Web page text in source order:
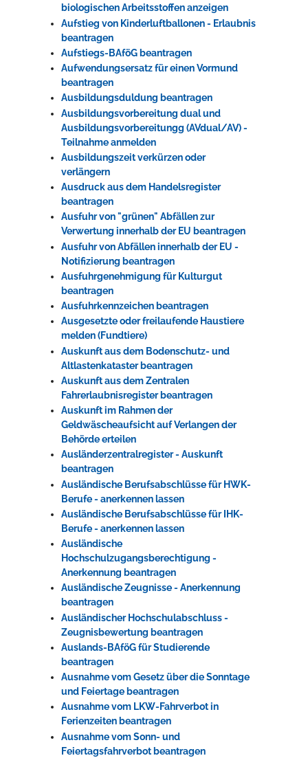
biologischen Arbeitsstoffen anzeigen
Aufstieg von Kinderluftballonen - Erlaubnis
beantragen
Aufstiegs-BAföG beantragen
Aufwendungsersatz für einen Vormund
beantragen
Ausbildungsduldung beantragen
Ausbildungsvorbereitung dual und
Ausbildungsvorbereitungg (AVdual/AV) -
Teilnahme anmelden
Ausbildungszeit verkürzen oder
verlängern
Ausdruck aus dem Handelsregister
beantragen
Ausfuhr von "grünen" Abfällen zur
Verwertung innerhalb der EU beantragen
Ausfuhr von Abfällen innerhalb der EU -
Notifizierung beantragen
Ausfuhrgenehmigung für Kulturgut
beantragen
Ausfuhrkennzeichen beantragen
Ausgesetzte oder freilaufende Haustiere
melden (Fundtiere)
Auskunft aus dem Bodenschutz- und
Altlastenkataster beantragen
Auskunft aus dem Zentralen
Fahrerlaubnisregister beantragen
Auskunft im Rahmen der
Geldwäscheaufsicht auf Verlangen der
Behörde erteilen
Ausländerzentralregister - Auskunft
beantragen
Ausländische Berufsabschlüsse für HWK-
Berufe - anerkennen lassen
Ausländische Berufsabschlüsse für IHK-
Berufe - anerkennen lassen
Ausländische
Hochschulzugangsberechtigung -
Anerkennung beantragen
Ausländische Zeugnisse - Anerkennung
beantragen
Ausländischer Hochschulabschluss -
Zeugnisbewertung beantragen
Auslands-BAföG für Studierende
beantragen
Ausnahme vom Gesetz über die Sonntage
und Feiertage beantragen
Ausnahme vom LKW-Fahrverbot in
Ferienzeiten beantragen
Ausnahme vom Sonn- und
Feiertagsfahrverbot beantragen